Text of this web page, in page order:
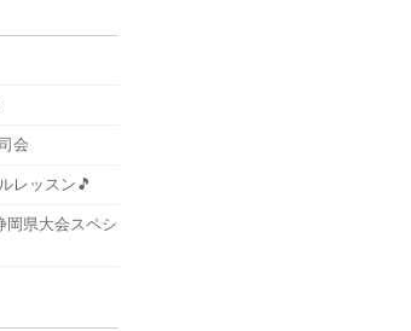
会
レッスン🎵
岡県大会スペシ